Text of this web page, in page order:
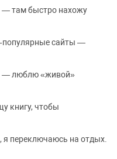
— там быстро нахожу
сайты —
— люблю «живой»
книгу, чтобы
я переключаюсь на отдых.